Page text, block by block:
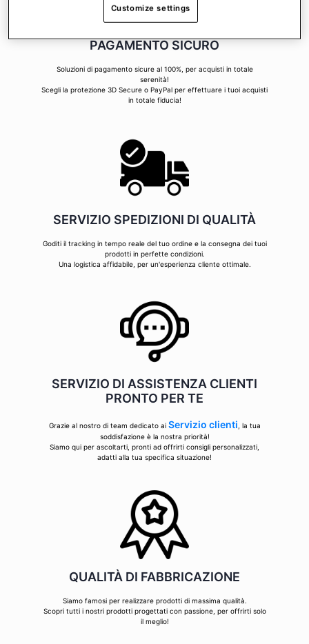
PAGAMENTO SICURO
Soluzioni di pagamento sicure al 100%, per acquisti in totale
serenità!
Scegli la protezione 3D Secure o PayPal per effettuare i tuoi acquisti
in totale fiducia!
SERVIZIO SPEDIZIONI DI QUALITÀ
Goditi il tracking in tempo reale del tuo ordine e la consegna dei tuoi
prodotti in perfette condizioni.
Una logistica affidabile, per un'esperienza cliente ottimale.
SERVIZIO DI ASSISTENZA CLIENTI
PRONTO PER TE
Grazie al nostro di team dedicato ai Servizio clienti , la tua
soddisfazione è la nostra priorità!
Siamo qui per ascoltarti, pronti ad offrirti consigli personalizzati,
adatti alla tua specifica situazione!
QUALITÀ DI FABBRICAZIONE
Siamo famosi per realizzare prodotti di massima qualità.
Scopri tutti i nostri prodotti progettati con passione, per offrirti solo
il meglio!
Customize settings